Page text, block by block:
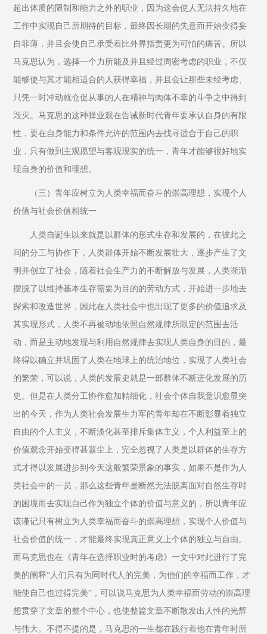
超出体质的限制和能力之外的职业，因为这会使人无法持久地在
工作中实现自己所期待的目标，最终因长期的失意而开始变得妄
自菲薄，并且会使自己承受着比外界指责更为可怕的痛苦。所以
马克思认为，选择一个力所能及并且经过周密考虑的职业，不仅
能够使与其才能相适合的人获得幸福，并且会让那些未经考虑、
只凭一时冲动就仓促从事的人在精神与肉体不幸的斗争之中得到
毁灭。马克思的这种择业观在告诫新时代青年要承认自身的有限
性，要在自身能力和条件允许的范围内去找寻适合于自己的职
业，只有做到主观愿望与客观现实的统一，青年才能够很好地实
现自身的价值和理想。
（三）青年应树立为人类幸福而奋斗的崇高理想，实现个人
价值与社会价值相统一
人类自诞生以来就是以群体的形式生存和发展的，在彼此之
间的分工与协作下，人类群体开始不断发展壮大，逐步产生了文
明并创立了社会，随着社会生产力的不断解放与发展，人类渐渐
摆脱了以维持基本生存需要为目的的劳动方式，开始进一步地去
探索和改造世界，因此在人类社会中也出现了更多的价值追求及
其实现形式，人类不再被动地依照自然规律所限定的范围去活
动，而是主动地发现与利用自然规律去实现人类自身的目的，最
终得以确立并巩固了人类在地球上的统治地位，实现了人类社会
的繁荣，可以说，人类的发展史就是一部群体不断进化发展的历
史。但是在人类分工协作愈加精细化，社会个体自我意识愈显突
出的今天，作为人类社会发展生力军的青年却在不断彰显着独立
自由的个人主义，不断淡化甚至排斥集体主义，个人利益至上的
价值观念开始变得甚嚣尘上，完全忽视了人类是以群体的生存方
式才得以发展进步到今天这般繁荣景象的事实，如果不是作为人
类社会中的一员，那么这些青年是断然无法脱离面对自然生存时
的困境而去实现自己作为独立个体的价值与意义的，所以青年应
该谨记只有树立为人类幸福而奋斗的崇高理想，实现个人价值与
社会价值的统一，才能最终实现真正意义上个体的独立与自由。
而马克思也在《青年在选择职业时的考虑》一文中对此进行了完
美的阐释“人们只有为同时代人的完美，为他们的幸福而工作，才
能使自己也过得完美”，可以说马克思为人类幸福而劳动的崇高理
想贯穿了文章的整个中心，也使整篇文章不断散发出人性的光辉
与伟大。不得不提的是，马克思的一生都在践行着他在青年时所